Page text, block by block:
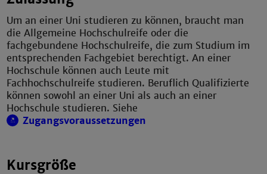
Um an einer Uni studieren zu können, braucht man
die Allgemeine Hochschulreife oder die
fachgebundene Hochschulreife, die zum Studium im
entsprechenden Fachgebiet berechtigt. An einer
Hochschule können auch Leute mit
Fachhochschulreife studieren. Beruflich Qualifizierte
können sowohl an einer Uni als auch an einer
Hochschule studieren. Siehe
Zugangsvoraussetzungen
Kursgröße